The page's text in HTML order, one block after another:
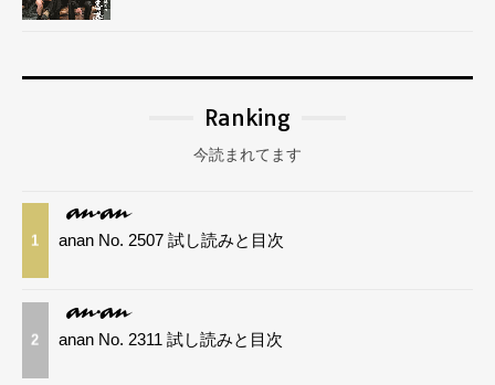
Ranking
今読まれてます
1 anan No. 2507 試し読みと目次
2 anan No. 2311 試し読みと目次